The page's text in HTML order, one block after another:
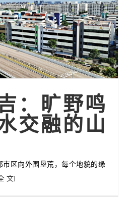
：旷野鸣
交融的山
市区向外围垦荒，每个地貌的缘
文]